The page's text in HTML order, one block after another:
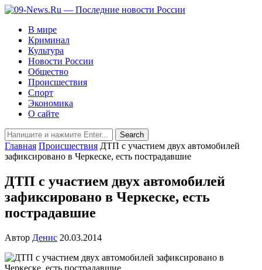
В мире
Криминал
Культура
Новости России
Общество
Происшествия
Спорт
Экономика
О сайте
Главная Происшествия ДТП с участием двух автомобилей
зафиксировано в Черкеске, есть пострадавшие
ДТП с участием двух автомобилей
зафиксировано в Черкеске, есть
пострадавшие
Автор Денис 20.03.2014